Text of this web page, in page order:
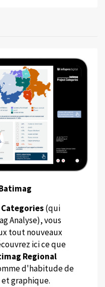
(qui
Analyse), vous
tout nouveaux
ici ce que
Regional
d'habitude de
graphique.